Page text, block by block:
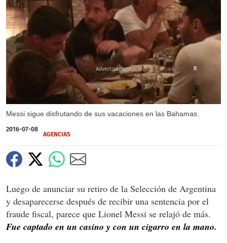
Messi sigue disfrutando de sus vacaciones en las Bahamas.
X
X
X
2016-07-08
AGENCIAS
Luego de anunciar su retiro de la Selección de Argentina
y desaparecerse después de recibir una sentencia por el
fraude fiscal, parece que Lionel Messi se relajó de más.
Fue captado en un casino y con un cigarro en la mano.